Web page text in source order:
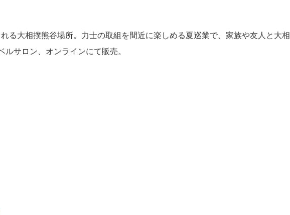
る大相撲熊谷場所。力士の取組を間近に楽しめる夏巡業で、家族や友人と大
サロン、オンラインにて販売。